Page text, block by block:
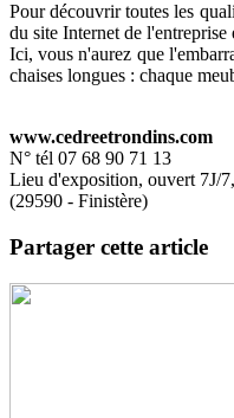
Pour découvrir toutes les
du site Internet de l'entreprise
Ici, vous n'aurez que
chaises longues : chaque
www.cedreetrondins.com
N° tél 07 68 90 71 13
Lieu d'exposition, ouvert 7J/
(29590 - Finistère)
Partager cette article